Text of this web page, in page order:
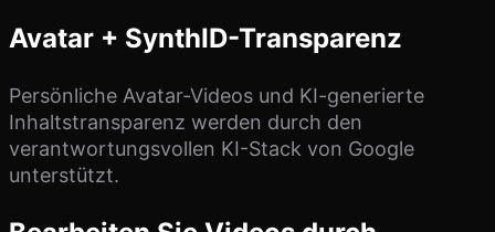
Avatar + SynthID-Transparenz
Persönliche Avatar-Videos und KI-generierte
Inhaltstransparenz werden durch den
verantwortungsvollen KI-Stack von Google
unterstützt.